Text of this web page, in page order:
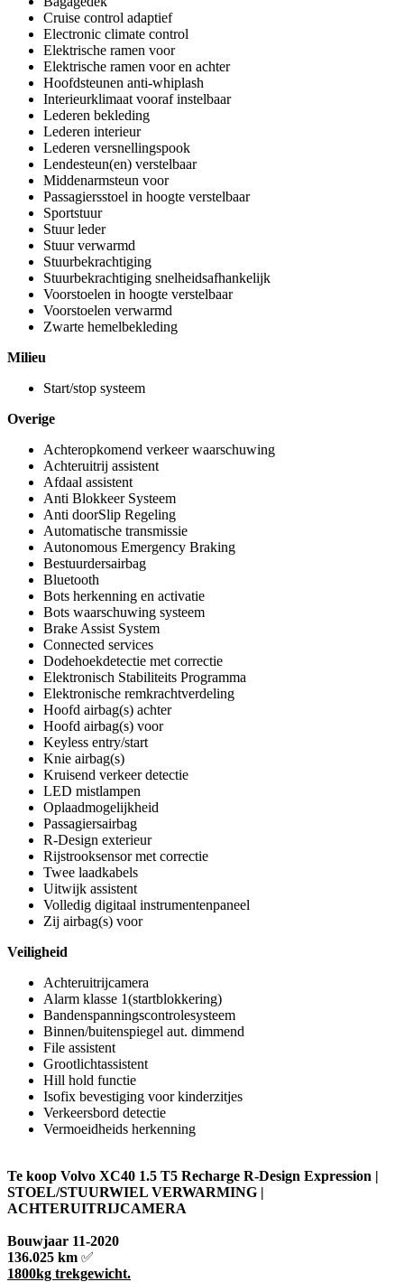
Cruise control adaptief
Electronic climate control
Elektrische ramen voor
Elektrische ramen voor en achter
Hoofdsteunen anti-whiplash
Interieurklimaat vooraf instelbaar
Lederen bekleding
Lederen interieur
Lederen versnellingspook
Lendesteun(en) verstelbaar
Middenarmsteun voor
Passagiersstoel in hoogte verstelbaar
Sportstuur
Stuur leder
Stuur verwarmd
Stuurbekrachtiging
Stuurbekrachtiging snelheidsafhankelijk
Voorstoelen in hoogte verstelbaar
Voorstoelen verwarmd
Zwarte hemelbekleding
Milieu
Start/stop systeem
Overige
Achteropkomend verkeer waarschuwing
Achteruitrij assistent
Afdaal assistent
Anti Blokkeer Systeem
Anti doorSlip Regeling
Automatische transmissie
Autonomous Emergency Braking
Bestuurdersairbag
Bluetooth
Bots herkenning en activatie
Bots waarschuwing systeem
Brake Assist System
Connected services
Dodehoekdetectie met correctie
Elektronisch Stabiliteits Programma
Elektronische remkrachtverdeling
Hoofd airbag(s) achter
Hoofd airbag(s) voor
Keyless entry/start
Knie airbag(s)
Kruisend verkeer detectie
LED mistlampen
Oplaadmogelijkheid
Passagiersairbag
R-Design exterieur
Rijstrooksensor met correctie
Twee laadkabels
Uitwijk assistent
Volledig digitaal instrumentenpaneel
Zij airbag(s) voor
Veiligheid
Achteruitrijcamera
Alarm klasse 1(startblokkering)
Bandenspanningscontrolesysteem
Binnen/buitenspiegel aut. dimmend
File assistent
Grootlichtassistent
Hill hold functie
Isofix bevestiging voor kinderzitjes
Verkeersbord detectie
Vermoeidheids herkenning
Te koop Volvo XC40 1.5 T5 Recharge R-Design Expression |
STOEL/STUURWIEL VERWARMING |
ACHTERUITRIJCAMERA
Bouwjaar 11-2020
136.025 km ✅
1800kg trekgewicht.